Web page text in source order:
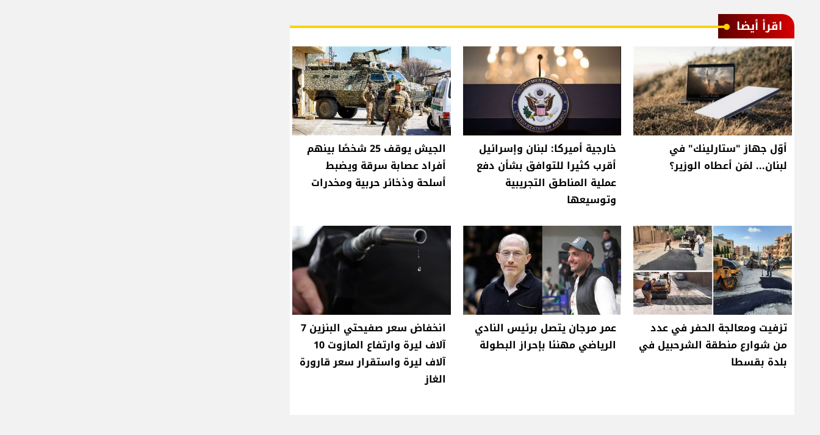
اقرأ أيضا
أوّل جهاز "ستارلينك" في
لبنان... لمَن أعطاه الوزير؟
خارجية أميركا: لبنان وإسرائيل
أقرب كثيرا للتوافق بشأن دفع
عملية المناطق التجريبية
وتوسيعها
الجيش يوقف 25 شخصًا بينهم
أفراد عصابة سرقة ويضبط
أسلحة وذخائر حربية ومخدرات
تزفيت ومعالجة الحفر في عدد
من شوارع منطقة الشرحبيل في
بلدة بقسطا
عمر مرجان يتصل برئيس النادي
الرياضي مهنئا بإحراز البطولة
انخفاض سعر صفيحتي البنزين 7
آلاف ليرة وارتفاع المازوت 10
آلاف ليرة واستقرار سعر قارورة
الغاز